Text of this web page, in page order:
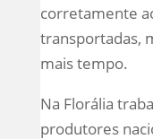
corretamente
transportadas,
mais tempo.
Na Florália
produtores